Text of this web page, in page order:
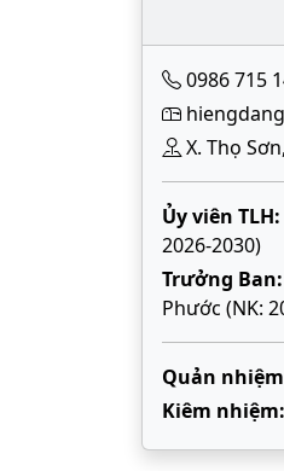
0986 715
X. Thọ
Ủy viên TLH:
2026-2030)
Trưởng Ban:
Phước (NK:
Quản
Kiêm nhiệm: